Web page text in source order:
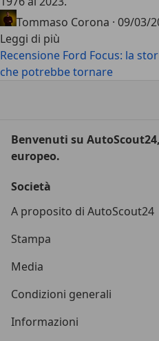
Tommaso Corona · 09/03/
Leggi di più
Recensione Ford Focus: la
che potrebbe tornare
Benvenuti su
europeo.
Società
A proposito di AutoScout24
Stampa
Media
Condizioni generali
Informazioni